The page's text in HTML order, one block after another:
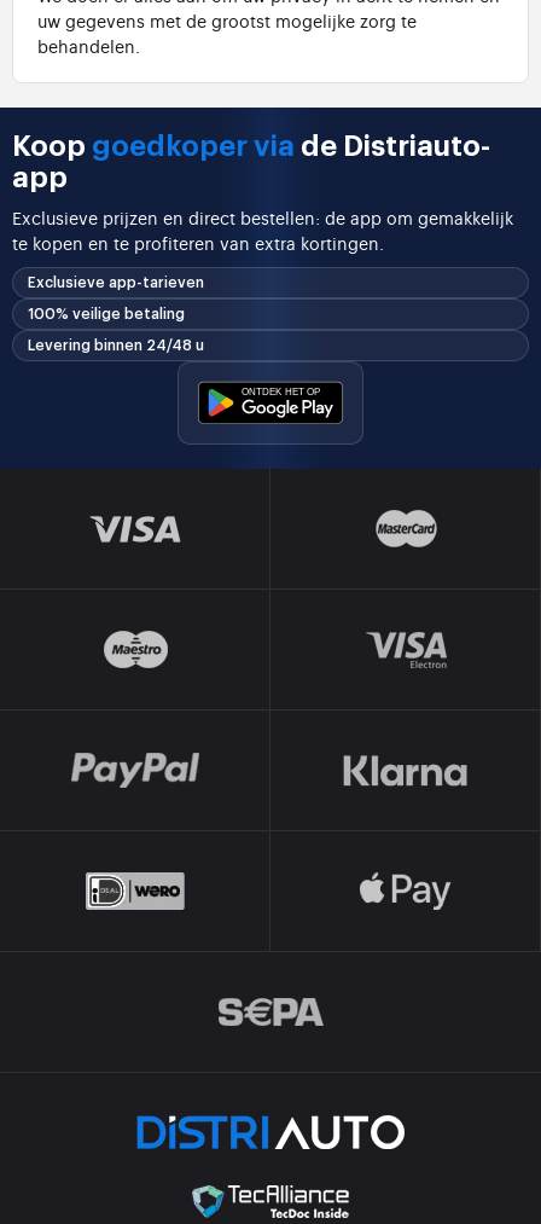
uw gegevens met de grootst mogelijke zorg te
behandelen.
Koop goedkoper via de Distriauto-
app
Exclusieve prijzen en direct bestellen: de app om gemakkelijk
te kopen en te profiteren van extra kortingen.
Exclusieve app-tarieven
100% veilige betaling
Levering binnen 24/48 u